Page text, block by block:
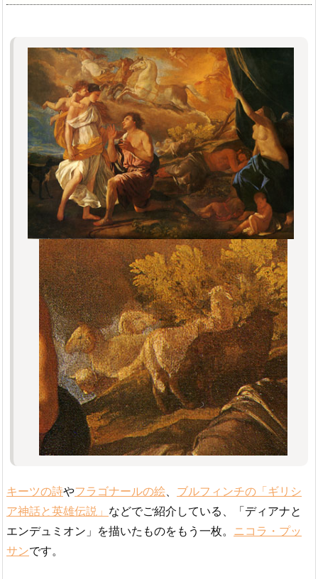
キーツの詩やフラゴナールの絵
ブルフィンチの「ギリシ
ア神話と英雄伝説」 などでご紹介している、「ディアナと
エンデュミオン」を描いたものをもう一枚。 ニコラ・プッ
サンです。